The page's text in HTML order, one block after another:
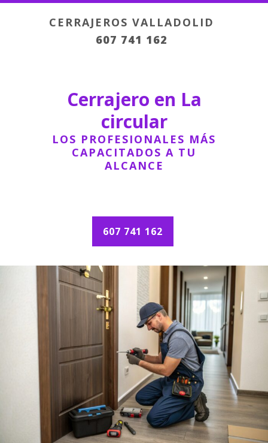
CERRAJEROS VALLADOLID
607 741 162
Cerrajero en La
circular
LOS PROFESIONALES MÁS
CAPACITADOS A TU
ALCANCE
607 741 162